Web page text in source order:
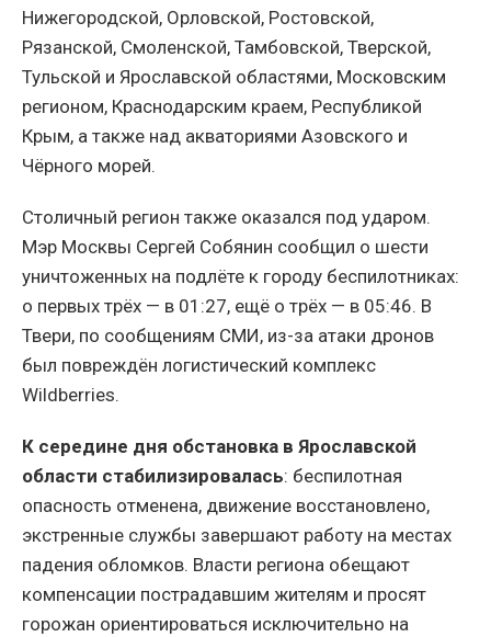
Нижегородской, Орловской, Ростовской,
Рязанской, Смоленской, Тамбовской, Тверской,
Тульской и Ярославской областями, Московским
регионом, Краснодарским краем, Республикой
Крым, а также над акваториями Азовского и
Чёрного морей.
Столичный регион также оказался под ударом.
Мэр Москвы Сергей Собянин сообщил о шести
уничтоженных на подлёте к городу беспилотниках:
о первых трёх — в 01:27, ещё о трёх — в 05:46. В
Твери, по сообщениям СМИ, из-за атаки дронов
был повреждён логистический комплекс
Wildberries.
К середине дня обстановка в Ярославской
области стабилизировалась: беспилотная
опасность отменена, движение восстановлено,
экстренные службы завершают работу на местах
падения обломков. Власти региона обещают
компенсации пострадавшим жителям и просят
горожан ориентироваться исключительно на